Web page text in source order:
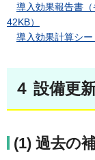
導入効果報告書
42KB）
導入効果計算シー
４ 設備更
(1) 過去の